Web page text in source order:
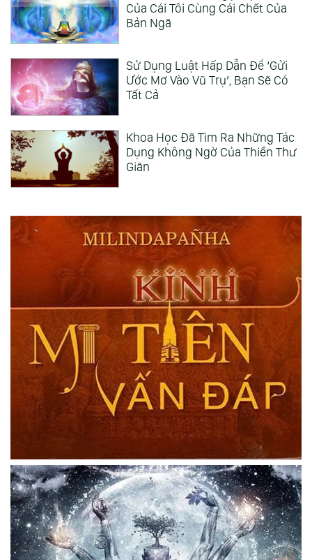
Của Cái Tôi Cùng Cái Chết Của
Bản Ngã
Sử Dụng Luật Hấp Dẫn Để ‘Gửi
Ước Mơ Vào Vũ Trụ’, Bạn Sẽ Có
Tất Cả
Khoa Học Đã Tìm Ra Những Tác
Dụng Không Ngờ Của Thiền Thư
Giãn